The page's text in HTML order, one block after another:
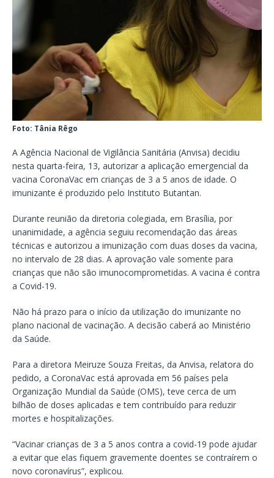
Foto: Tânia Rêgo
A Agência Nacional de Vigilância Sanitária (Anvisa) decidiu
nesta quarta-feira, 13, autorizar a aplicação emergencial da
vacina CoronaVac em crianças de 3 a 5 anos de idade. O
imunizante é produzido pelo Instituto Butantan.
Durante reunião da diretoria colegiada, em Brasília, por
unanimidade, a agência seguiu recomendação das áreas
técnicas e autorizou a imunização com duas doses da vacina,
no intervalo de 28 dias. A aprovação vale somente para
crianças que não são imunocomprometidas. A vacina é contra
a Covid-19.
Não há prazo para o início da utilização do imunizante no
plano nacional de vacinação. A decisão caberá ao Ministério
da Saúde.
Para a diretora Meiruze Souza Freitas, da Anvisa, relatora do
pedido, a CoronaVac está aprovada em 56 países pela
Organização Mundial da Saúde (OMS), teve cerca de um
bilhão de doses aplicadas e tem contribuído para reduzir
mortes e hospitalizações.
“Vacinar crianças de 3 a 5 anos contra a covid-19 pode ajudar
a evitar que elas fiquem gravemente doentes se contraírem o
novo coronavírus”, explicou.